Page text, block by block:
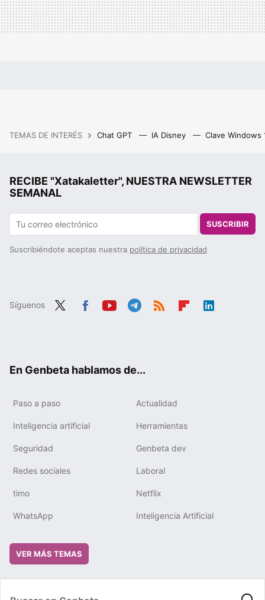
TEMAS DE INTERÉS Chat GPT IA Disney Clave Windows
RECIBE "Xatakaletter", NUESTRA NEWSLETTER
SEMANAL
SUSCRIBIR
Suscribiéndote aceptas nuestra política de privacidad
Síguenos
En Genbeta hablamos de...
Paso a paso Actualidad
Inteligencia artificial Herramientas
Seguridad Genbeta dev
Redes sociales Laboral
timo Netflix
WhatsApp Inteligencia Artificial
VER MÁS TEMAS